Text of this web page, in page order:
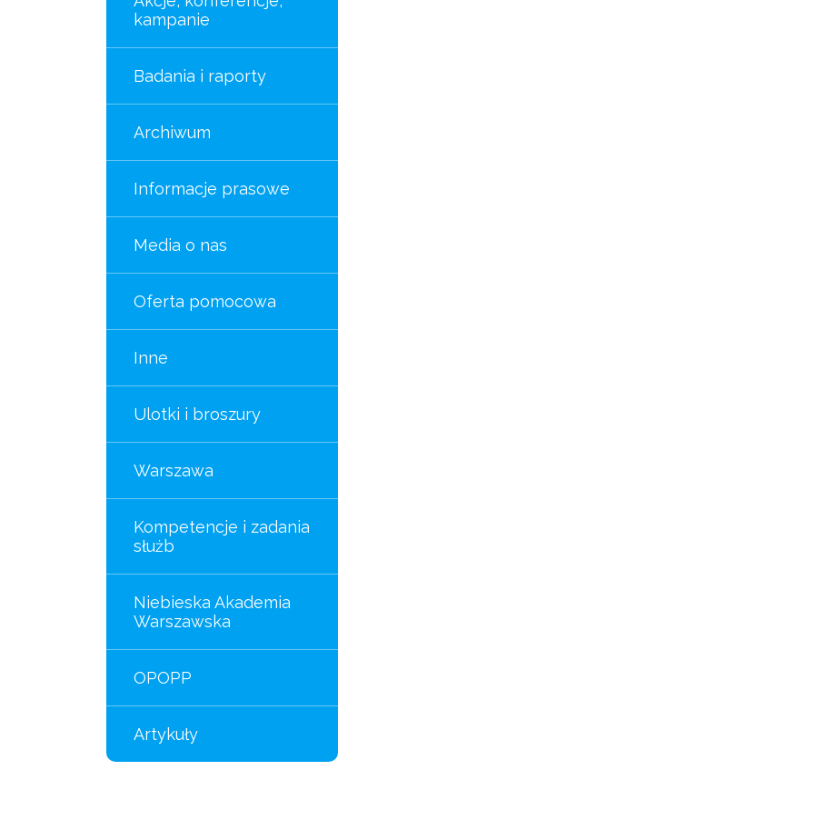
kampanie
Badania i raporty
Archiwum
Informacje prasowe
Media o nas
Oferta pomocowa
Inne
Ulotki i broszury
Warszawa
Kompetencje i zadania
służb
Niebieska Akademia
Warszawska
OPOPP
Artykuły